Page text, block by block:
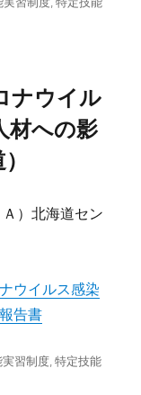
ナウイル
材への影
）北海道セン
ウイルス感染
告書
習制度 ,特定技能